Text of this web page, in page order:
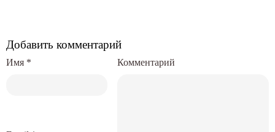
Добавить комментарий
Комментарий
Имя *